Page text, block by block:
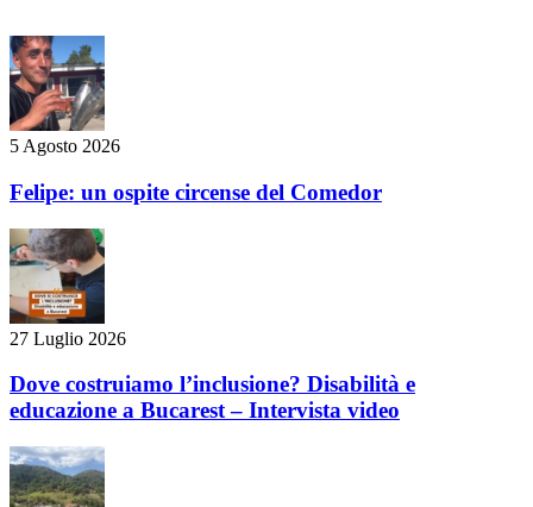
5 Agosto 2026
Felipe: un ospite circense del Comedor
27 Luglio 2026
Dove costruiamo l’inclusione? Disabilità e
educazione a Bucarest – Intervista video